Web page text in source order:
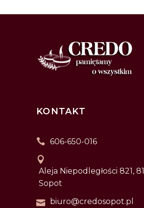
KONTAKT
606-650-016
Aleja Niepodległości 821,
Sopot
biuro@credosopot.pl